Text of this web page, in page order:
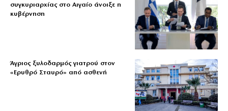
συγκυριαρχίας στο Αιγαίο άνοιξε η
κυβέρνηση
Άγριος ξυλοδαρμός γιατρού στον
«Ερυθρό Σταυρό» από ασθενή